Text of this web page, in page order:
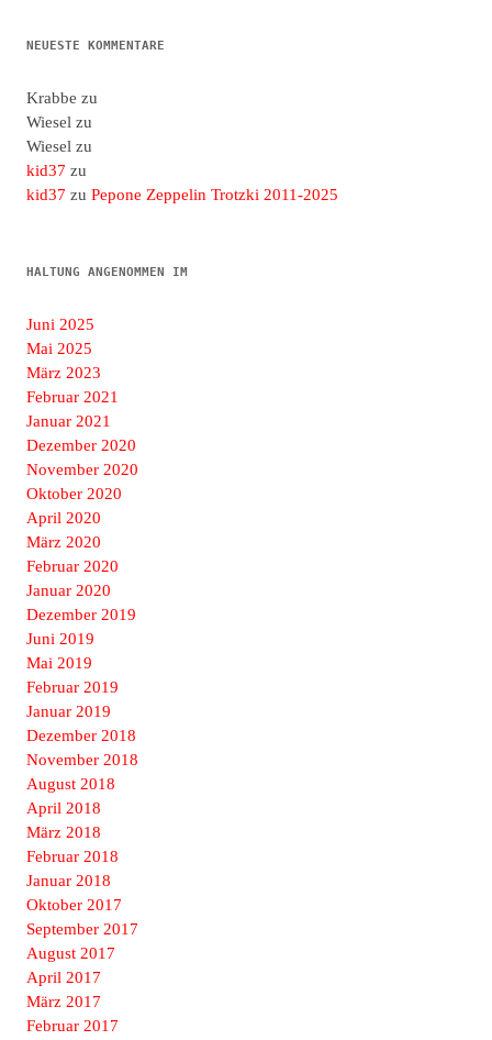
NEUESTE KOMMENTARE
Krabbe zu
Wiesel zu
Wiesel zu
kid37 zu
kid37 zu Pepone Zeppelin Trotzki 2011-2025
HALTUNG ANGENOMMEN IM
Juni 2025
Mai 2025
März 2023
Februar 2021
Januar 2021
Dezember 2020
November 2020
Oktober 2020
April 2020
März 2020
Februar 2020
Januar 2020
Dezember 2019
Juni 2019
Mai 2019
Februar 2019
Januar 2019
Dezember 2018
November 2018
August 2018
April 2018
März 2018
Februar 2018
Januar 2018
Oktober 2017
September 2017
August 2017
April 2017
März 2017
Februar 2017